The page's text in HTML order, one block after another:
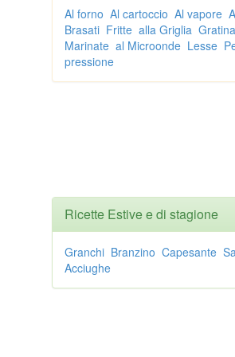
Al forno Al cartoccio Al vapore
Brasati Fritte alla Griglia
Marinate al Microonde Lesse
pressione
Ricette Estive e di stagione
Granchi Branzino Capesante
Acciughe